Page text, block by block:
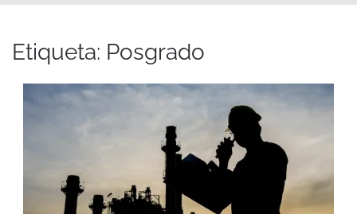
Etiqueta: Posgrado